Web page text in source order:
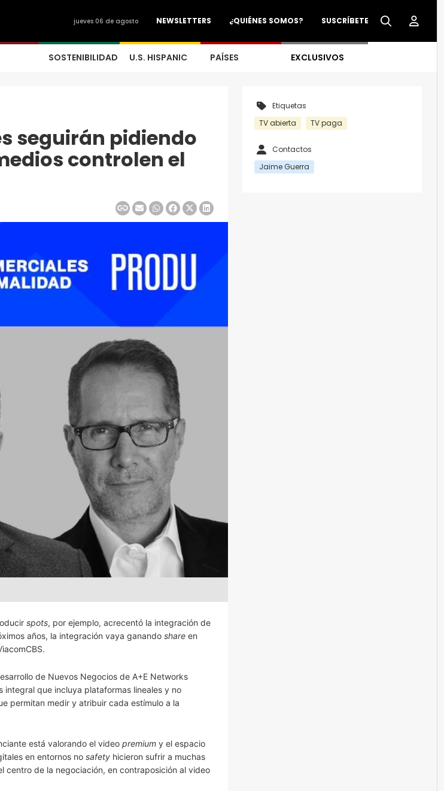
SUSCRÍBETE
¿QUIÉNES SOMOS?
NEWSLETTERS
jueves 06 de agosto
SOSTENIBILIDAD U.S. HISPANIC PAÍSES EXCLUSIVOS
seguirán pidiendo
controlen el
spots, por ejemplo, acrecentó la integración de
años, la integración vaya ganando share en
de Nuevos Negocios de A+E Networks
que incluya plataformas lineales y no
permitan medir y atribuir cada estímulo a la
está valorando el video premium y el espacio
en entornos no safety hicieron sufrir a muchas
centro de la negociación, en contraposición al video
Etiquetas
TV abierta
TV paga
Contactos
Jaime Guerra